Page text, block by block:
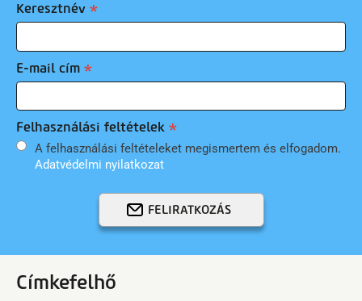
Keresztnév
E-mail cím
Felhasználási feltételek
A felhasználási feltételeket megismertem és elfogadom.
Adatvédelmi nyilatkozat
FELIRATKOZÁS
Címkefelhő